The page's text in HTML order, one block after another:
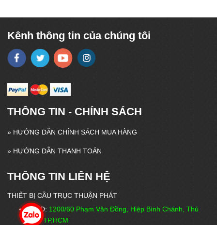
Kênh thông tin của chúng tôi
THÔNG TIN - CHÍNH SÁCH
» HƯỚNG DẪN CHÍNH SÁCH MUA HÀNG
» HƯỚNG DẪN THANH TOÁN
THÔNG TIN LIÊN HỆ
THIẾT BỊ CẦU TRỤC THUẬN PHÁT
VPĐD: 1200/60 Phạm Văn Đồng, Hiệp Bình Chánh, Thủ
Đức, TP.HCM